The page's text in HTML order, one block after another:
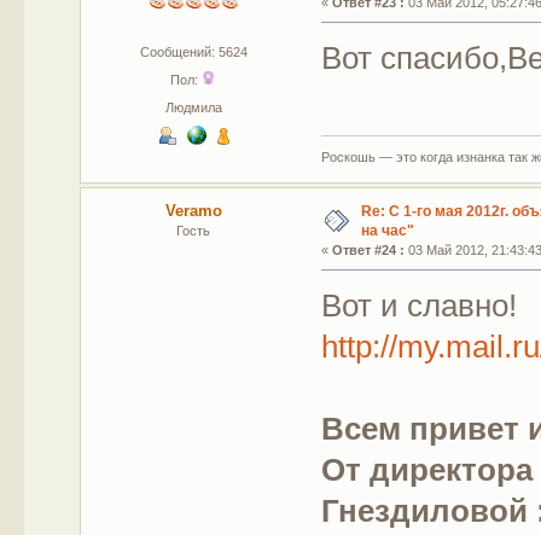
Сообщений: 5624
Пол:
Людмила
Вот
Роскошь — это когда изнанка
Veramo
Гость
Re: С 1-го мая 2012г.
на час"
«Ответ #24 : 03 Май 2012,
Вот и славно!
http://
Всем привет
От
Гнездиловой